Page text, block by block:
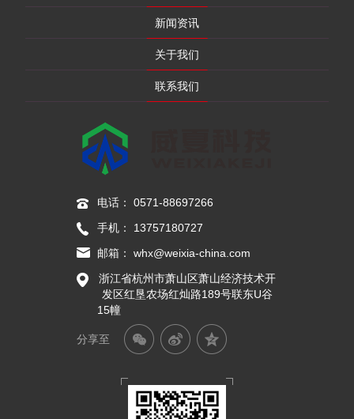
电话： 0571-88697266
手机： 13757180727
邮箱： whx@weixia-china.com
浙江省杭州市萧山区萧山经济技术开
发区红垦农场红灿路189号联东U谷
15幢
分享至
新闻资讯
关于我们
联系我们